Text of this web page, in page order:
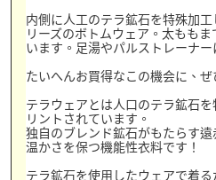
内側に人工のテラ鉱石を特殊加
リーズのボトムウェア。太もも
います。足湯やパルストレーナー
たいへんお買得なこの機会に、ぜ
テラウェアとは人口のテラ鉱石
リントされています。
独自のブレンド鉱石がもたらす
温かさを保つ機能性衣料です！
テラ鉱石を使用したウェアで着